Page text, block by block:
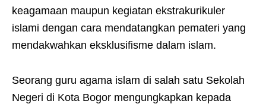
keagamaan maupun kegiatan ekstrakurikuler
islami dengan cara mendatangkan pemateri yang
mendakwahkan eksklusifisme dalam islam.
Seorang guru agama islam di salah satu Sekolah
Negeri di Kota Bogor mengungkapkan kepada